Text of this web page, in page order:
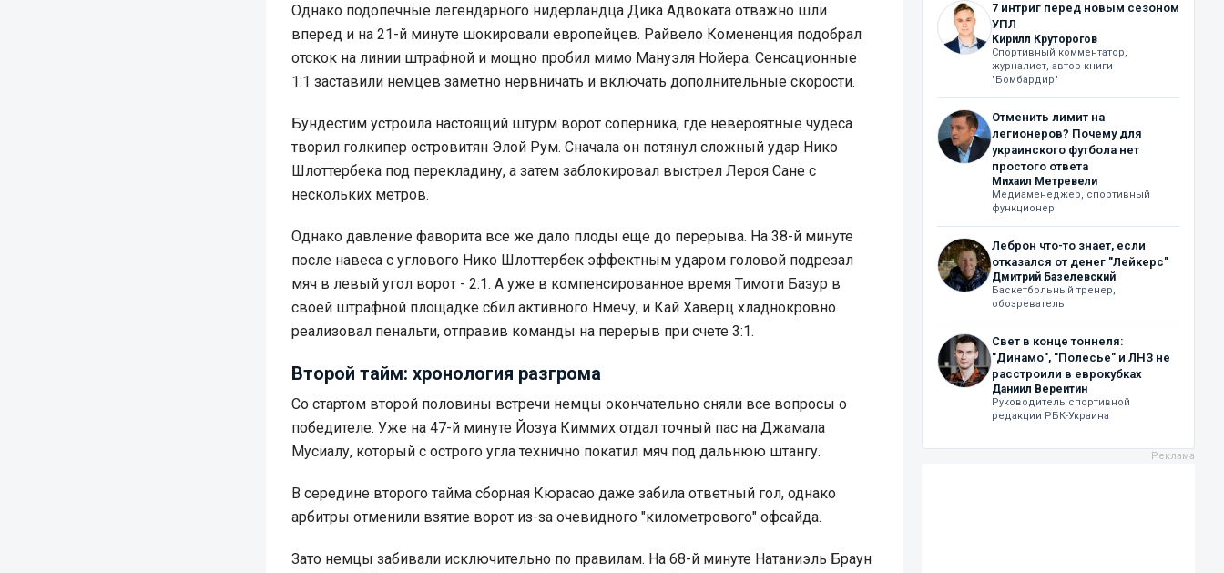
Однако подопечные легендарного нидерландца Дика Адвоката отважно шли
вперед и на 21-й минуте шокировали европейцев. Райвело Комененция подобрал
отскок на линии штрафной и мощно пробил мимо Мануэля Нойера. Сенсационные
1:1 заставили немцев заметно нервничать и включать дополнительные скорости.
Бундестим устроила настоящий штурм ворот соперника, где невероятные чудеса
творил голкипер островитян Элой Рум. Сначала он потянул сложный удар Нико
Шлоттербека под перекладину, а затем заблокировал выстрел Лероя Сане с
нескольких метров.
Однако давление фаворита все же дало плоды еще до перерыва. На 38-й минуте
после навеса с углового Нико Шлоттербек эффектным ударом головой подрезал
мяч в левый угол ворот - 2:1. А уже в компенсированное время Тимоти Базур в
своей штрафной площадке сбил активного Нмечу, и Кай Хаверц хладнокровно
реализовал пенальти, отправив команды на перерыв при счете 3:1.
Второй тайм: хронология разгрома
Со стартом второй половины встречи немцы окончательно сняли все вопросы о
победителе. Уже на 47-й минуте Йозуа Киммих отдал точный пас на Джамала
Мусиалу, который с острого угла технично покатил мяч под дальнюю штангу.
В середине второго тайма сборная Кюрасао даже забила ответный гол, однако
арбитры отменили взятие ворот из-за очевидного "километрового" офсайда.
Зато немцы забивали исключительно по правилам. На 68-й минуте Натаниэль Браун
7 интриг перед новым сезоном
УПЛ
Кирилл Круторогов
Спортивный комментатор,
журналист, автор книги
"Бомбардир"
Отменить лимит на
легионеров? Почему для
украинского футбола нет
простого ответа
Михаил Метревели
Медиаменеджер, спортивный
функционер
Леброн что-то знает, если
отказался от денег "Лейкерс"
Дмитрий Базелевский
Баскетбольный тренер,
обозреватель
Свет в конце тоннеля:
"Динамо", "Полесье" и ЛНЗ не
расстроили в еврокубках
Даниил Вереитин
Руководитель спортивной
редакции РБК-Украина